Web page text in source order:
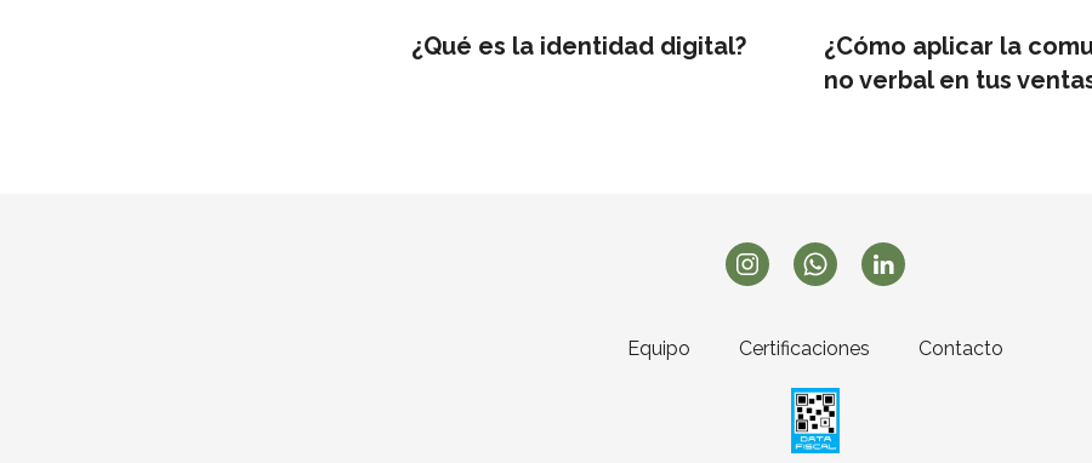
¿Qué es la identidad digital?
¿Cómo aplicar la
no verbal en tus
Equipo Certificaciones Contacto